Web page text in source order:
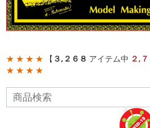
★ ★ ★ ★ 【 ３,２６８ アイテム中 ２,
★ ★ ★ ★